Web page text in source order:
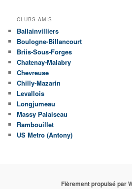
CLUBS AMIS
Ballainvilliers
Boulogne-Billancourt
Briis-Sous-Forges
Chatenay-Malabry
Chevreuse
Chilly-Mazarin
Levallois
Longjumeau
Massy Palaiseau
Rambouillet
US Metro (Antony)
Fièrement propulsé par